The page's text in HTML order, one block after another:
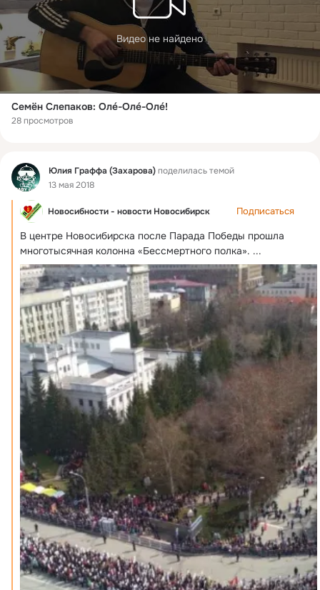
Видео не найдено
Семён Слепаков: Олé-Олé-Олé!
28 просмотров
Фид Юлия Граффа (Захарова)поделилась темой
13 мая 2018
Новосибности - новости Новосибирск Подписаться
В центре Новосибирска после Парада Победы прошла
многотысячная колонна «Бессмертного полка». ...